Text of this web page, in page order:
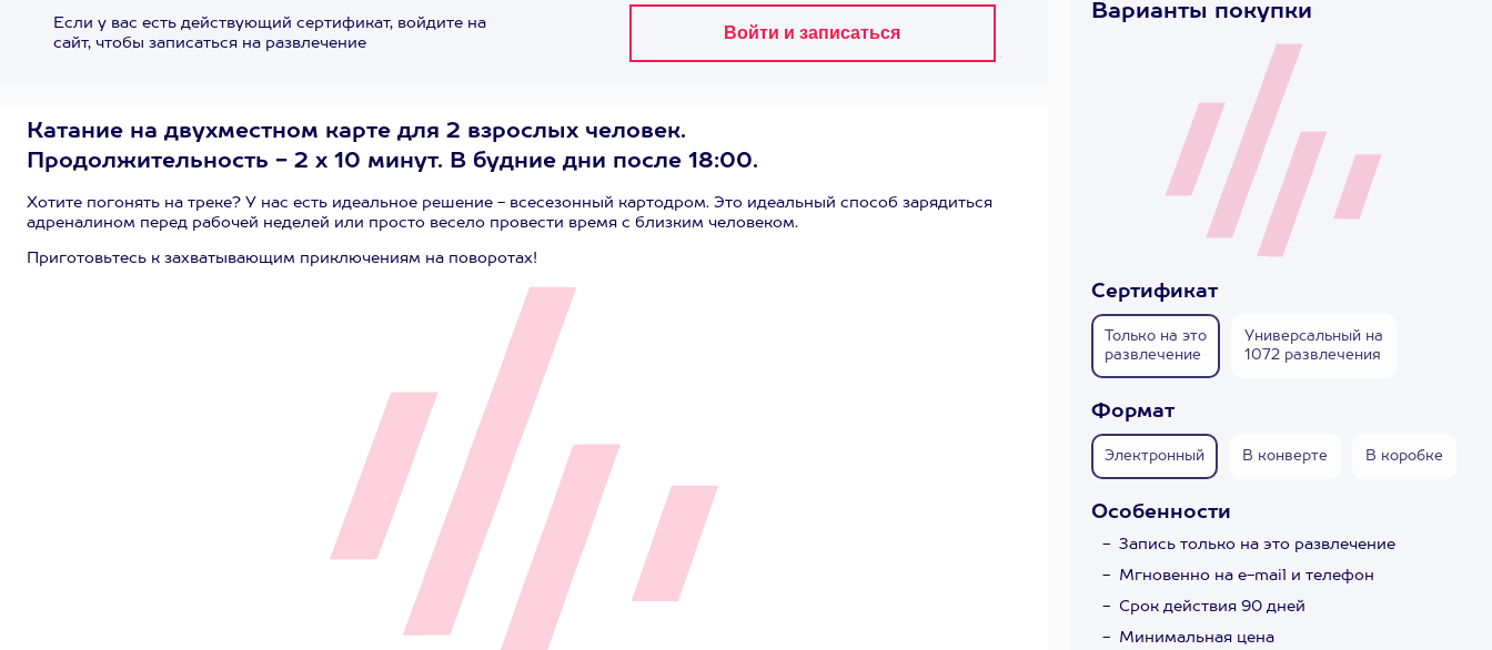
Если у вас есть действующий сертификат, войдите на
сайт, чтобы записаться на развлечение
Катание на двухместном карте для 2 взрослых человек.
Продолжительность - 2 х 10 минут. В будние дни после 18:00.
Хотите погонять на треке? У нас есть идеальное решение - всесезонный картодром. Это идеальный способ зарядиться
адреналином перед рабочей неделей или просто весело провести время с близким человеком.
Приготовьтесь к захватывающим приключениям на поворотах!
Варианты покупки
Сертификат
Только на это
развлечение
Универсальный на
1072 развлечения
Формат
Электронный В конверте В коробке
Особенности
Запись только на это развлечение
Мгновенно на e-mail и телефон
Срок действия 90 дней
Минимальная цена